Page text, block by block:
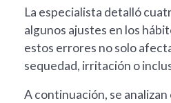
La especialista detalló
algunos ajustes en los
estos errores no solo
sequedad, irritación o
A continuación, se